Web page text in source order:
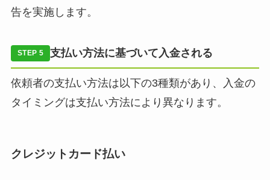
告を実施します。
STEP 5 支払い方法に基づいて入金される
依頼者の支払い方法は以下の3種類があり、入金の
タイミングは支払い方法により異なります。
クレジットカード払い